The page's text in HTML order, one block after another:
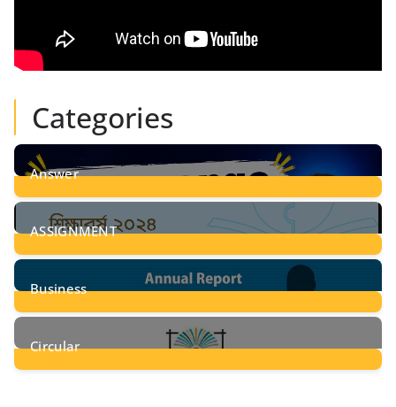
Categories
Answer
28Posts
ASSIGNMENT
24Posts
Business
8Posts
Circular